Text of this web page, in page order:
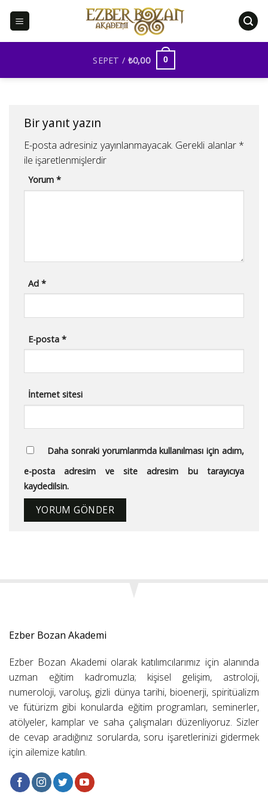
SEPET / ₺0,00 0
Bir yanıt yazın
E-posta adresiniz yayınlanmayacak. Gerekli alanlar *
ile işaretlenmişlerdir
Yorum*
Ad*
E-posta*
İnternet sitesi
Daha sonraki yorumlarımda kullanılması için adım,
e-posta adresim ve site adresim bu tarayıcıya
kaydedilsin.
Ezber Bozan Akademi
Ezber Bozan Akademi olarak katılımcılarımız için alanında
uzman eğitim kadromuzla; kişisel gelişim, astroloji,
numeroloji, varoluş, gizli dünya tarihi, bioenerji, spiritüalizm
ve fütürizm gibi konularda eğitim programları, seminerler,
atölyeler, kamplar ve saha çalışmaları düzenliyoruz. Sizler
de cevap aradığınız sorularda, soru işaretlerinizi gidermek
için ailemize katılın.